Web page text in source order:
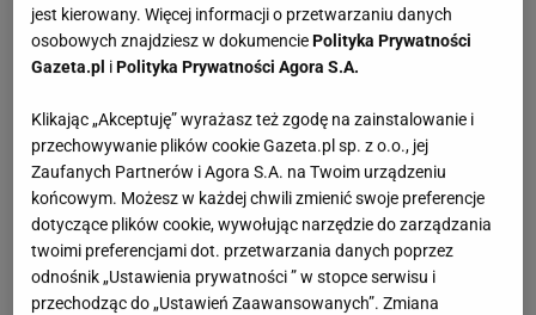
Łukasz Fabiański. Dzięki polskiemu
bramkarzowi,
Arsenal Londyn nadal ma szansę na pierwsze
Wengera nie potrafili wygrać z Wigan ani po 90, ani
po 120 minutach. Awans do finału Pucharu Anglii
zapewnili sobie dopiero w rzutach karnych. Tam
bohaterem był właśnie Fabiański. To on obronił dwie
pierwsze jedenastki.
jest kierowany. Więcej informacji o przetwarzaniu danych
osobowych znajdziesz w dokumenciePolityka Prywatności
Gazeta.pl iPolityka Prywatności Agora S.A.
Klikając „Akceptuję” wyrażasz też zgodę na zainstalowanie i
przechowywanie plików cookie Gazeta.pl sp. z o.o., jej
Zaufanych Partnerów i Agora S.A. na Twoim urządzeniu
końcowym. Możesz w każdej chwili zmienić swoje preferencje
dotyczące plików cookie, wywołując narzędzie do zarządzania
twoimi preferencjami dot. przetwarzania danych poprzez
odnośnik „Ustawienia prywatności ” w stopce serwisu i
przechodząc do „Ustawień Zaawansowanych”. Zmiana